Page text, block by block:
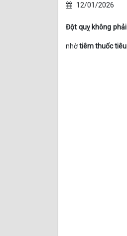
12/01/2026
Đột quỵ không
nhờtiêm thuốc